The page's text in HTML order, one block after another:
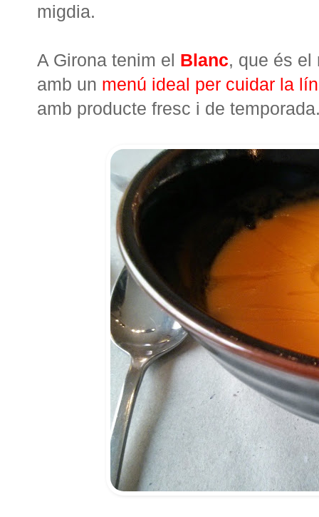
migdia.
A Girona tenim el Blanc, que és el
amb un menú ideal per cuidar la
amb producte fresc i de